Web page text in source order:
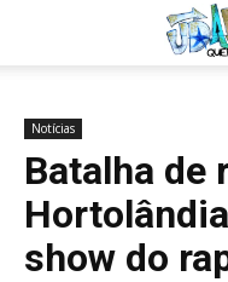
Notícias
Batalha de
show do